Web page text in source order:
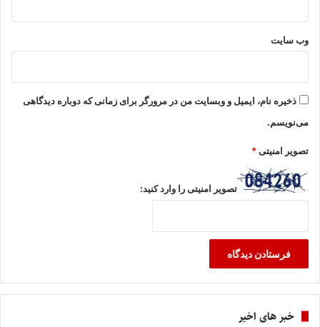
وب‌ سایت
ذخیره نام، ایمیل و وبسایت من در مرورگر برای زمانی که دوباره دیدگاهی
می‌نویسم.
تصویر امنیتی*
تصویر امنیتی را وارد کنید:
خبر های اخیر